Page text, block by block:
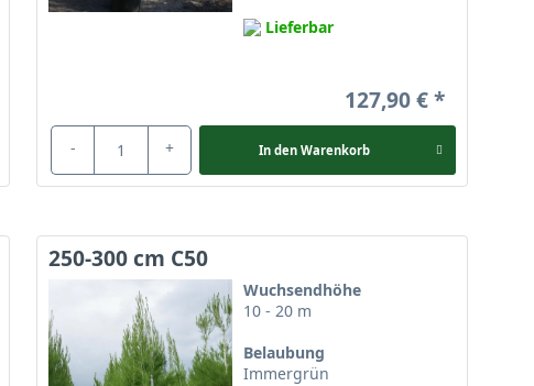
Lieferbar
127,90 €
- + In den Warenkorb
250-300 cm C50
Wuchsendhöhe
10 - 20 m
Belaubung
Immergrün